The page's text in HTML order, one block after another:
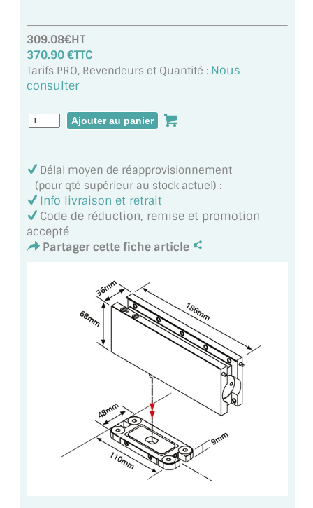
VERRE LAQUÉ/CRÉDENCE
VERRE FEUILLETÉ/TREMPÉ
DALLE DE SOL EN VERRE
GARDE CORPS EN VERRE
VERRIÈRE TYPE ATELIER
VERRES TEXTURÉS
DOUBLE VITRAGE
ACCESSOIRES & QUINCAILLERIE
CATALOGUE DE PROFILS ET FIXATION DU
LES FIXATIONS POUR MIROIR
LES PROFILS PAROI DE VERRE
VITRINE EN VERRE
309.08€HT
370.90 €TTC
Tarifs PRO, Revendeurs et Quantité : Nous
consulter
Délai moyen de réapprovisionnement
(pour qté supérieur au stock actuel) :
Info livraison et retrait
Code de réduction, remise et promotion
accepté
Partager cette fiche article